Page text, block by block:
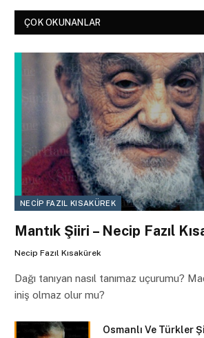
ÇOK OKUNANLAR
NECIP FAZIL KISAKÜREK
Mantık Şiiri – Necip Fazıl
Necip Fazıl Kısakürek
Dağı tanıyan nasıl tanımaz uçurumu?
iniş olmaz olur mu?
Osmanlı Ve Türkler